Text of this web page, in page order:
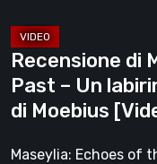
verticale
con
l’anima
di
Recensione di
Past – Un
di Moebius
Maseylia: Echoes of